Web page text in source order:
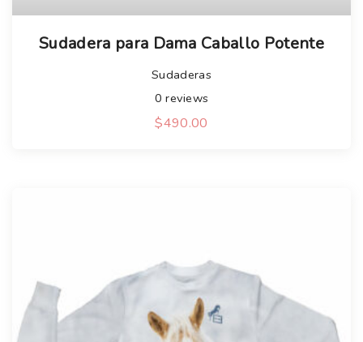
Sudadera para Dama Caballo Potente
Sudaderas
0 reviews
$490.00